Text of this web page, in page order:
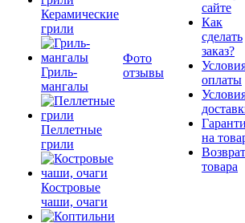
Керамические
грили
Гриль-
мангалы
Пеллетные
грили
Костровые
чаши, очаги
Фото
отзывы
сайте
Как
сделать
заказ?
оплаты
на
Возврат
товара